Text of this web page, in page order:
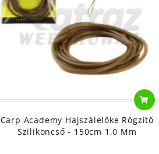
Carp Academy Hajszálelőke Rögzítő
Szilikoncső - 150cm 1,0 Mm